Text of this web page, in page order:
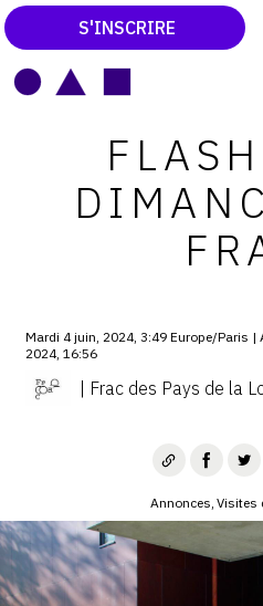
S'INSCRIRE
CATALOGUES
LES
LES
ACTUALITÉS DU
LIBRAIRIE : LIVRES
CRÉER SON
Mardi 4 juin, 2024, 3:49 Europe/Paris |
2024, 16:56
| Frac des Pays de la
Annonces Visites